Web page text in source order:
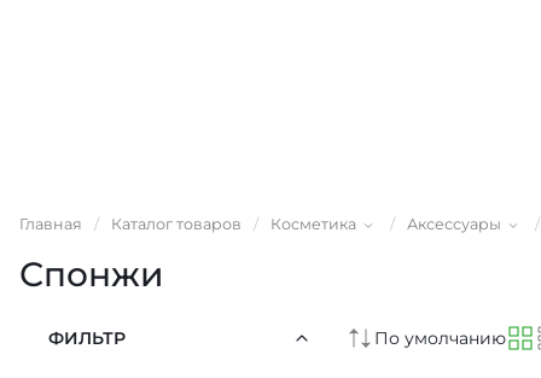
Главная / Каталог товаров / Косметика / Аксессуары /
Спонжи
ФИЛЬТР По умолчанию